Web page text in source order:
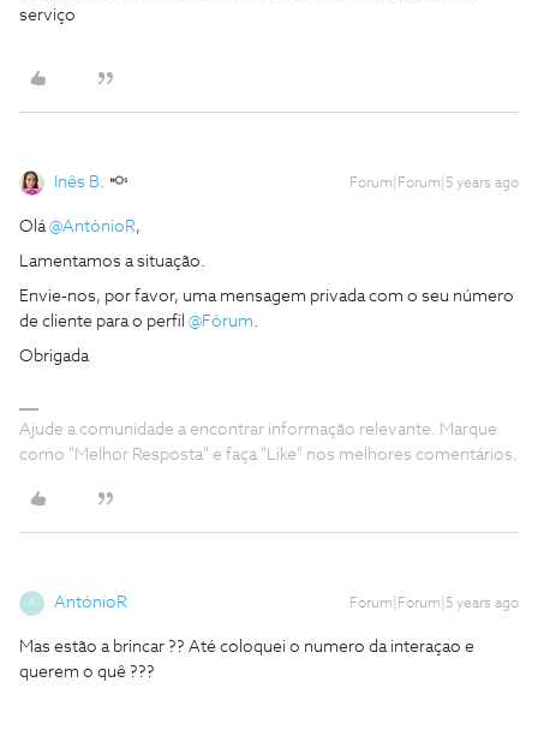
serviço
Inês B. Forum|Forum|5 years ago
Olá @AntónioR,
Lamentamos a situação.
Envie-nos, por favor, uma mensagem privada com o seu número
de cliente para o perfil @Fórum
Obrigada
Ajude a comunidade a encontrar informação relevante. Marque
como "Melhor Resposta" e faça "Like" nos melhores comentários.
A AntónioR Forum|Forum|5 years ago
Mas estão a brincar ?? Até coloquei o numero da interaçao e
querem o quê ???